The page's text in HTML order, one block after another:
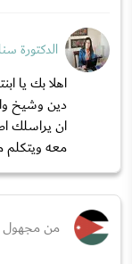
الدكتورة
اهلا بك يا
دين وشيخ
ان يراسلك
معه ويتكلم
من مجهول